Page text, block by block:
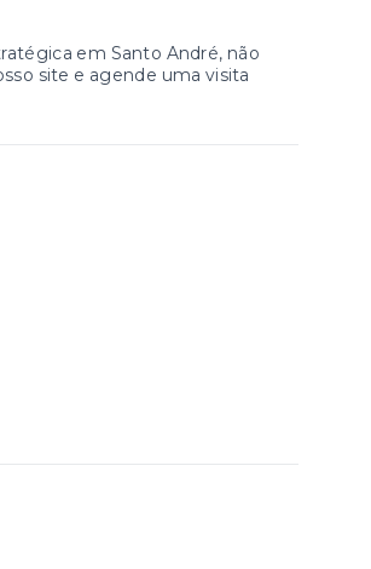
em Santo André, não
site e agende uma visita